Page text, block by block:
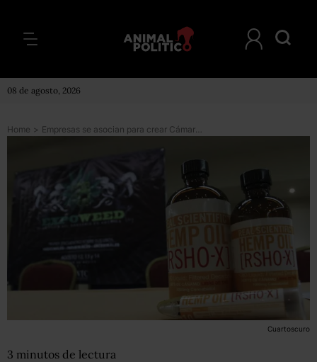
08 de agosto, 2026
Home > Empresas se asocian para crear Cámara industrial del cannabis y garantizar abasto de productos
Cuartoscuro
3 minutos de lectura